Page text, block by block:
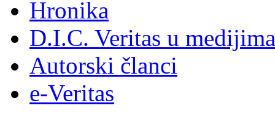
Hronika
D.I.C. Veritas u medijima
Autorski članci
e-Veritas